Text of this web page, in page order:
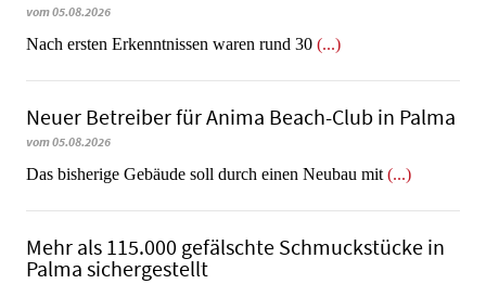
vom 05.08.2026
​​​​​​​Nach ersten Erkenntnissen waren rund 30 (...)
Neuer Betreiber für Anima Beach-Club in Palma
vom 05.08.2026
Das bisherige Gebäude soll durch einen Neubau mit (...)
Mehr als 115.000 gefälschte Schmuckstücke in
Palma sichergestellt